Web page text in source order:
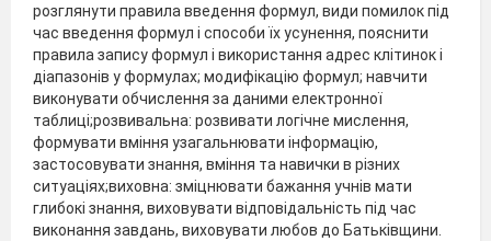
розглянути правила введення формул, види помилок під
час введення формул і способи їх усунення, пояснити
правила запису формул і використання адрес клітинок і
діапазонів у формулах; модифікацію формул; навчити
виконувати обчислення за даними електронної
таблиці;розвивальна: розвивати логічне мислення,
формувати вміння узагальнювати інформацію,
застосовувати знання, вміння та навички в різних
ситуаціях;виховна: зміцнювати бажання учнів мати
глибокі знання, виховувати відповідальність під час
виконання завдань, виховувати любов до Батьківщини.